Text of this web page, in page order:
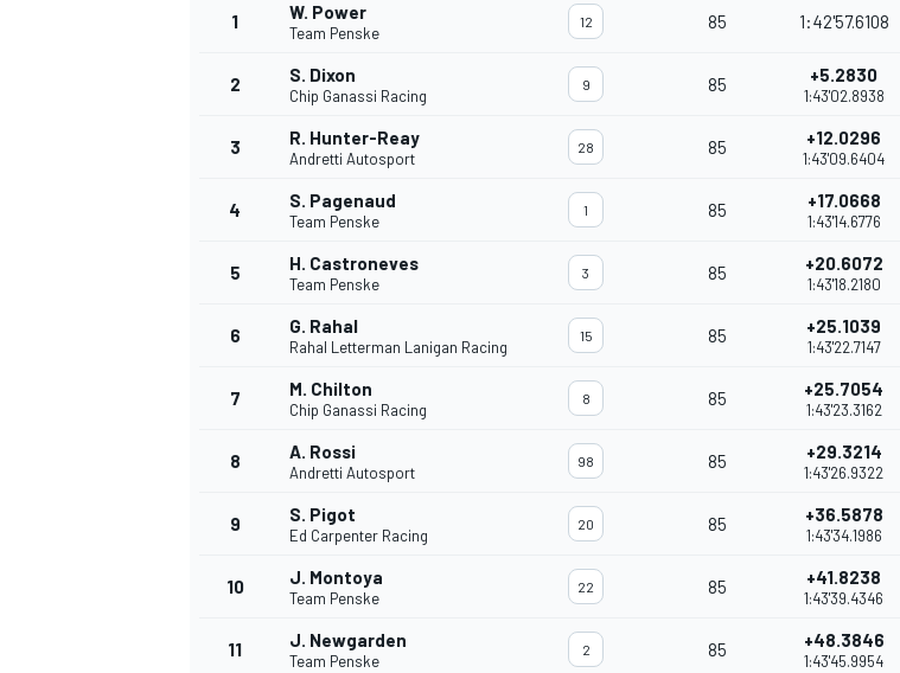
1 W. Power
Team Penske
12 85 1:42'57.6108
2 S. Dixon
Chip Ganassi Racing
9 85 +5.2830
1:43'02.8938
3 R. Hunter-Reay
Andretti Autosport
28 85 +12.0296
1:43'09.6404
4 S. Pagenaud
Team Penske
1 85 +17.0668
1:43'14.6776
5 H. Castroneves
Team Penske
3 85 +20.6072
1:43'18.2180
6 G. Rahal
Rahal Letterman Lanigan Racing
15 85 +25.1039
1:43'22.7147
7 M. Chilton
Chip Ganassi Racing
8 85 +25.7054
1:43'23.3162
8 A. Rossi
Andretti Autosport
98 85 +29.3214
1:43'26.9322
9 S. Pigot
Ed Carpenter Racing
20 85 +36.5878
1:43'34.1986
10 J. Montoya
Team Penske
22 85 +41.8238
1:43'39.4346
11 J. Newgarden
Team Penske
2 85 +48.3846
1:43'45.9954